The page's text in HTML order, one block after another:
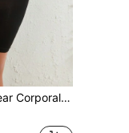
Pantalones Cortos, Talla Grande